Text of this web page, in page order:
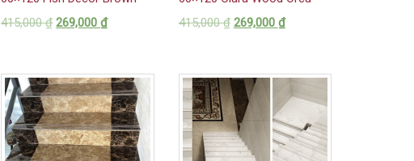
415,000₫ 269,000₫
415,000₫ 269,000 ₫